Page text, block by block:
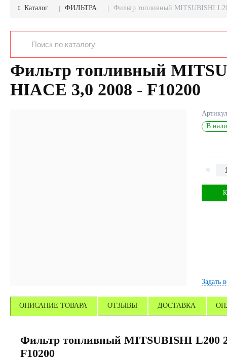
Каталог ФИЛЬТРА Фильтр топливный MITSUBISHI
Фильтр топливный
HIACE 3,0 2008 - F10200
В
Задать
ОПИСАНИЕ ТОВАРА ОТЗЫВЫ ДОСТАВКА
Фильтр топливный MITSUBISHI L200
F10200